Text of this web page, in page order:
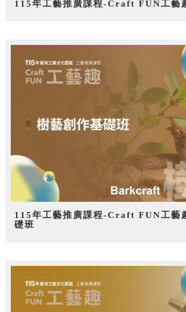
115年工藝推廣課程-Craft FUN工藝
115年工藝推廣課程-Craft FUN工藝
礎班